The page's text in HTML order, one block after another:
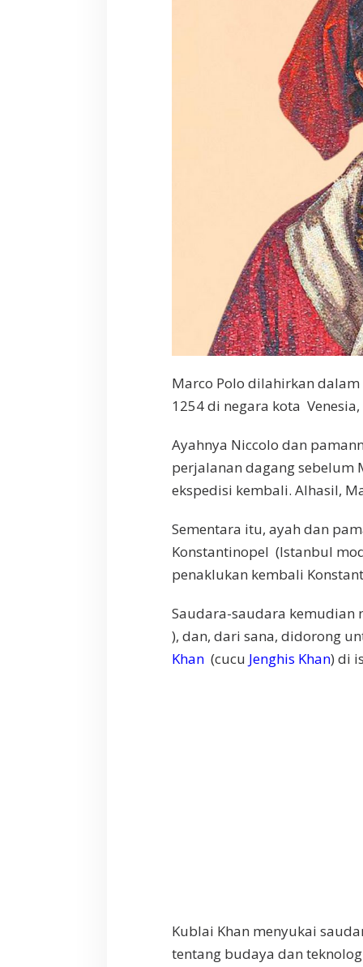
Marco Polo dilahirkan
1254 di negara kota Venesia
Ayahnya Niccolo dan
perjalanan dagang sebelum
ekspedisi kembali. Alhasil,
Sementara itu, ayah dan
Konstantinopel (Istanbul
penaklukan kembali
Saudara-saudara kemudian
), dan, dari sana, didorong
Khan(cucu Jenghis Khan) di
Kublai Khan menyukai
tentang budaya dan